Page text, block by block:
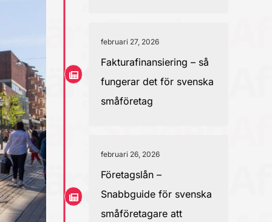
februari 27, 2026
Fakturafinansiering – så
fungerar det för svenska
småföretag
februari 26, 2026
Företagslån –
Snabbguide för svenska
småföretagare att